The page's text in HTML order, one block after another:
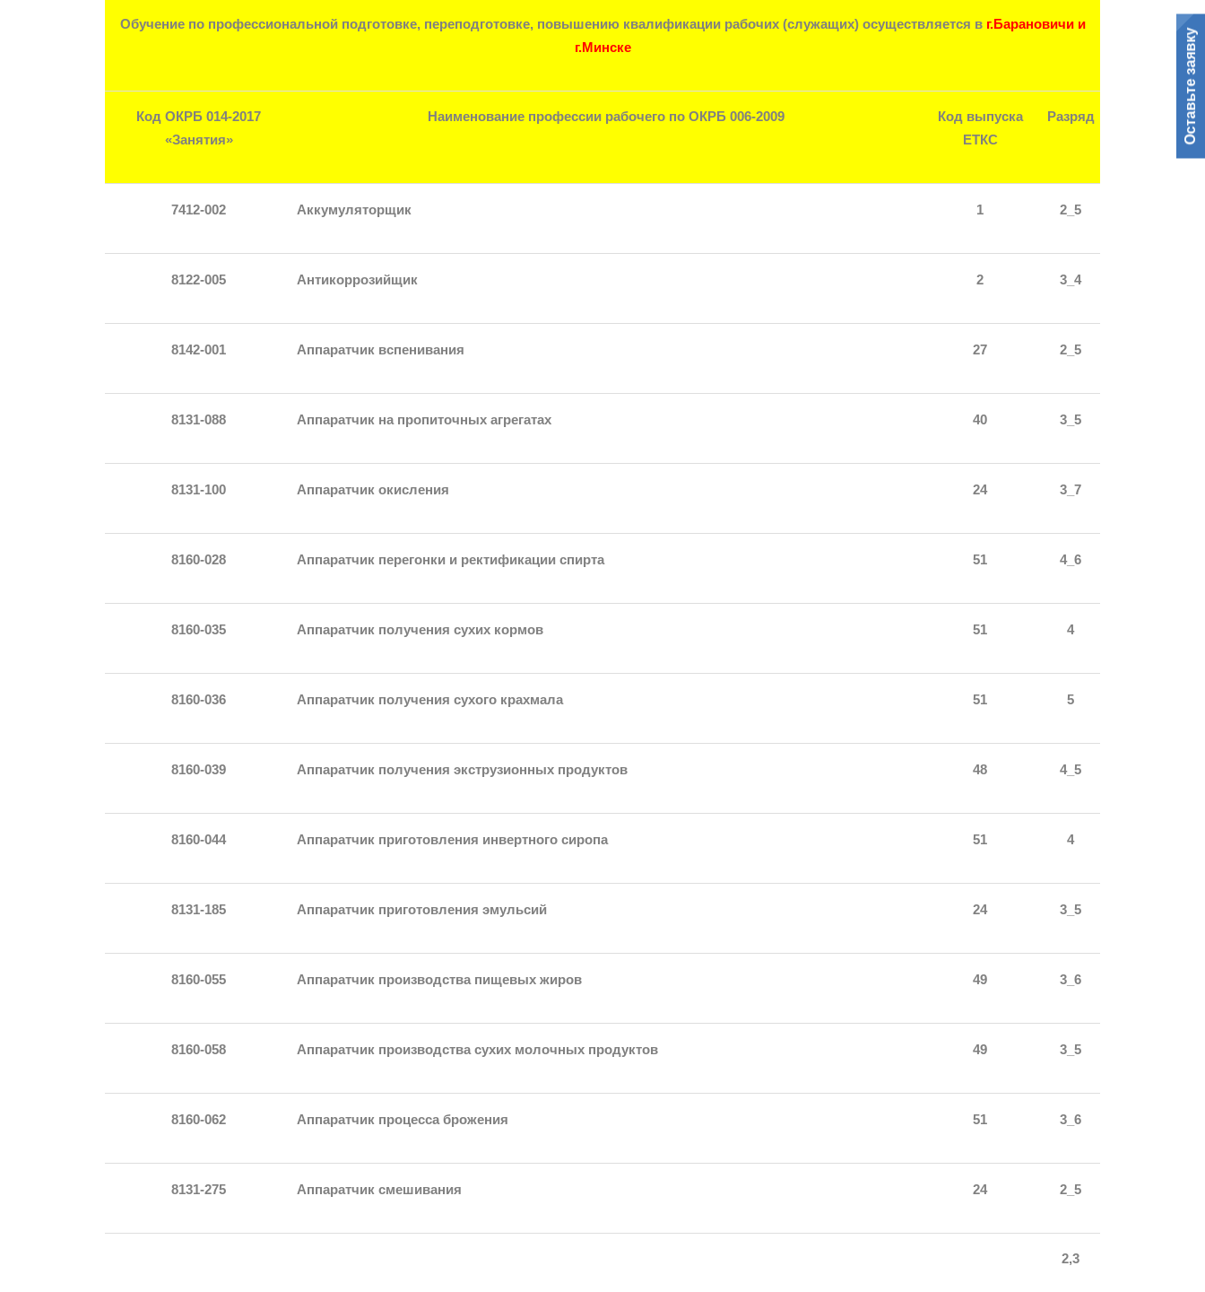
Обучение по профессиональной подготовке, переподготовке, повышению квалификации рабочих (служащих) осуществляется в г.Барановичи и
г.Минске
Код ОКРБ 014-2017
«Занятия»
Наименование профессии рабочего по ОКРБ 006-2009
Код выпуска
ЕТКС
Разряд
7412-002 Аккумуляторщик 1 2_5
8122-005 Антикоррозийщик 2 3_4
8142-001 Аппаратчик вспенивания 27 2_5
8131-088 Аппаратчик на пропиточных агрегатах 40 3_5
8131-100 Аппаратчик окисления 24 3_7
8160-028 Аппаратчик перегонки и ректификации спирта 51 4_6
8160-035 Аппаратчик получения сухих кормов 51 4
8160-036 Аппаратчик получения сухого крахмала 51 5
8160-039 Аппаратчик получения экструзионных продуктов 48 4_5
8160-044 Аппаратчик приготовления инвертного сиропа 51 4
8131-185 Аппаратчик приготовления эмульсий 24 3_5
8160-055 Аппаратчик производства пищевых жиров 49 3_6
8160-058 Аппаратчик производства сухих молочных продуктов 49 3_5
8160-062 Аппаратчик процесса брожения 51 3_6
8131-275 Аппаратчик смешивания 24 2_5
2,3
Оставьте заявку